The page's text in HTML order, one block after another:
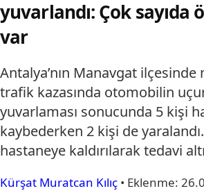
yuvarlandı: Çok sayıda
var
Antalya’nın Manavgat
trafik kazasında otomobilin
yuvarlaması sonucunda 5 kişi
kaybederken 2 kişi de
hastaneye kaldırılarak tedavi
Kürşat Muratcan Kılıç • Eklenme: